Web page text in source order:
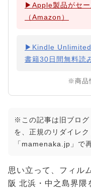
▶Apple製品がセー
（Amazon）
▶Kindle Unlimited
書籍30日間無料読
※商品
※この記事は旧ブロ
を、正規のリダイレ
「mamenaka.jp」で
思い立って、フィル
阪 北浜・中之島界隈